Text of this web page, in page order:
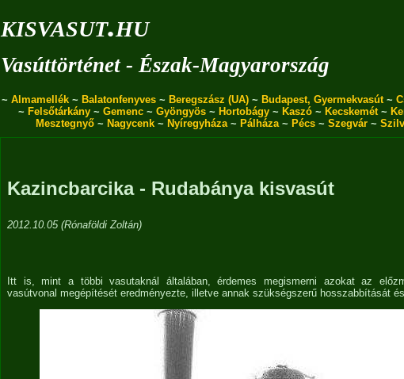
kisvasut.hu
Vasúttörténet - Észak-Magyarország
~ Almamellék~ Balatonfenyves~ Beregszász (UA)~ Budapest, Gyermekvasút~
~ Felsőtárkány ~ Gemenc ~ Gyöngyös ~ Hortobágy ~ Kaszó ~ Kecskemét~
Mesztegnyő~ Nagycenk~ Nyíregyháza~ Pálháza~ Pécs~ Szegvár~
Kazincbarcika - Rudabánya kisvasút
2012.10.05 (Rónaföldi Zoltán)
Itt is, mint a többi vasutaknál általában, érdemes megismerni azokat az
vasútvonal megépítését eredményezte, illetve annak szükségszerű hosszabbítását